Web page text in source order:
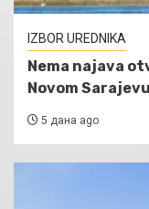
IZBOR UREDNIKA
Nema najava
Novom Sarajevu
5 дана ago